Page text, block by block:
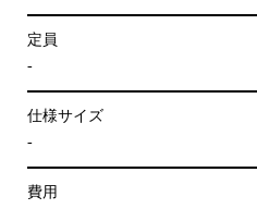
定員
-
仕様サイズ
-
費用